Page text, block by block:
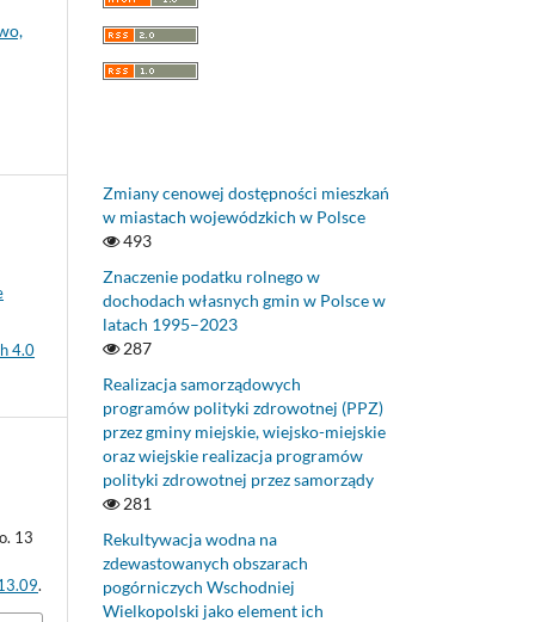
4.0
13
.
Zmiany cenowej dostępności mieszkań
w miastach wojewódzkich w Polsce
493
Znaczenie podatku rolnego w
dochodach własnych gmin w Polsce w
latach 1995–2023
287
Realizacja samorządowych
programów polityki zdrowotnej (PPZ)
przez gminy miejskie, wiejsko-miejskie
oraz wiejskie realizacja programów
polityki zdrowotnej przez samorządy
281
Rekultywacja wodna na
zdewastowanych obszarach
pogórniczych Wschodniej
Wielkopolski jako element ich